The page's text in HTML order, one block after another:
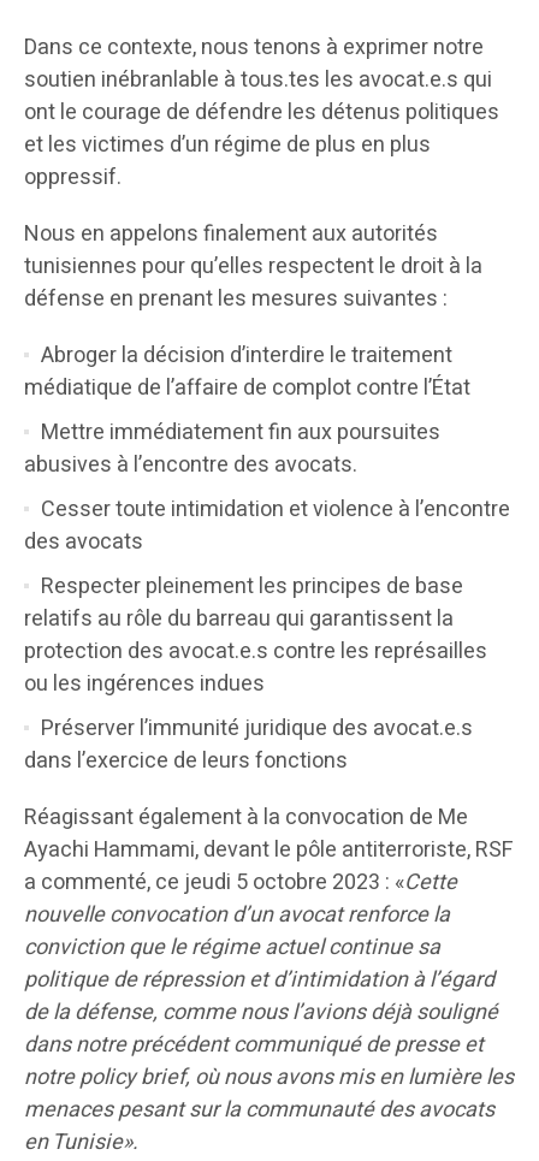
Dans ce contexte, nous tenons à exprimer notre
soutien inébranlable à tous.tes les avocat.e.s qui
ont le courage de défendre les détenus politiques
et les victimes d’un régime de plus en plus
oppressif.
Nous en appelons finalement aux autorités
tunisiennes pour qu’elles respectent le droit à la
défense en prenant les mesures suivantes :
Abroger la décision d’interdire le traitement
médiatique de l’affaire de complot contre l’État
Mettre immédiatement fin aux poursuites
abusives à l’encontre des avocats.
Cesser toute intimidation et violence à l’encontre
des avocats
Respecter pleinement les principes de base
relatifs au rôle du barreau qui garantissent la
protection des avocat.e.s contre les représailles
ou les ingérences indues
Préserver l’immunité juridique des avocat.e.s
dans l’exercice de leurs fonctions
Réagissant également à la convocation de Me
Ayachi Hammami, devant le pôle antiterroriste, RSF
a commenté, ce jeudi 5 octobre 2023 : «Cette
nouvelle convocation d’un avocat renforce la
conviction que le régime actuel continue sa
politique de répression et d’intimidation à l’égard
de la défense, comme nous l’avions déjà souligné
dans notre précédent communiqué de presse et
notre policy brief, où nous avons mis en lumière les
menaces pesant sur la communauté des avocats
en Tunisie».